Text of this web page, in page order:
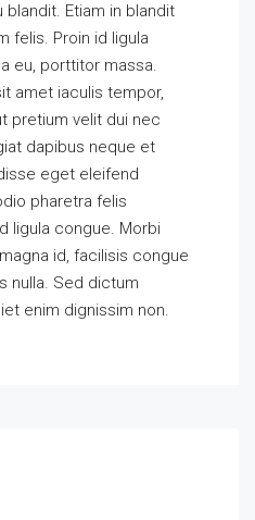
Etiam in blandit
felis. Proin id ligula
eu, porttitor massa.
amet iaculis tempor,
pretium velit dui nec
dapibus neque et
eget eleifend
pharetra felis
ligula congue. Morbi
id, facilisis congue
nulla. Sed dictum
enim dignissim non.